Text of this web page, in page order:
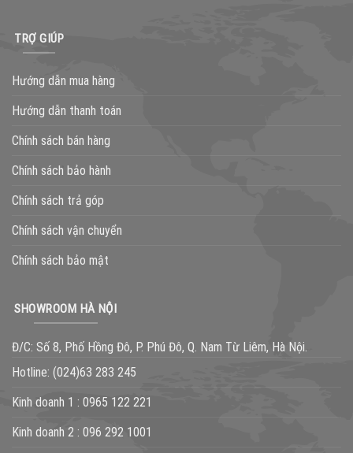
TRỢ GIÚP
Hướng dẫn mua hàng
Hướng dẫn thanh toán
Chính sách bán hàng
Chính sách bảo hành
Chính sách trả góp
Chính sách vận chuyển
Chính sách bảo mật
SHOWROOM HÀ NỘI
Đ/C: Số 8, Phố Hồng Đô, P. Phú Đô, Q. Nam Từ Liêm, Hà Nội.
Hotline: (024)63 283 245
Kinh doanh 1 : 0965 122 221
Kinh doanh 2 : 096 292 1001